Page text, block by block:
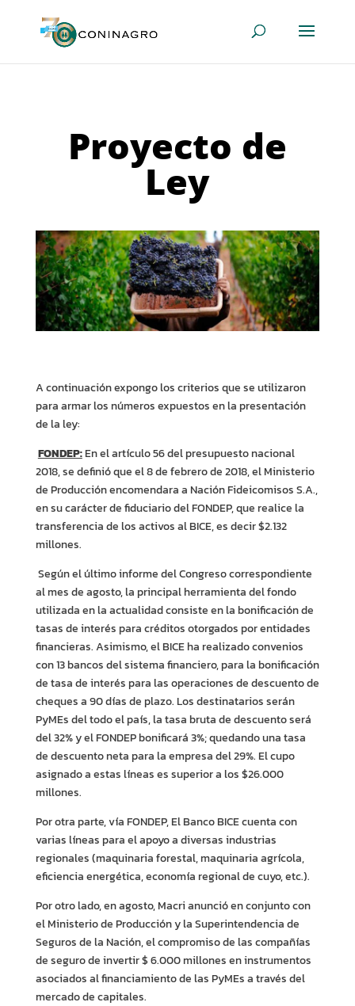
Proyecto de
Ley
A continuación expongo los criterios que se utilizaron
para armar los números expuestos en la presentación
de la ley:
FONDEP:En el artículo 56 del presupuesto nacional
2018, se definió que el 8 de febrero de 2018, el Ministerio
de Producción encomendara a Nación Fideicomisos S.A.,
en su carácter de fiduciario del FONDEP, que realice la
transferencia de los activos al BICE, es decir $2.132
millones.
Según el último informe del Congreso correspondiente
al mes de agosto, la principal herramienta del fondo
utilizada en la actualidad consiste en la bonificación de
tasas de interés para créditos otorgados por entidades
financieras. Asimismo, el BICE ha realizado convenios
con 13 bancos del sistema financiero, para la bonificación
de tasa de interés para las operaciones de descuento de
cheques a 90 días de plazo. Los destinatarios serán
PyMEs del todo el país, la tasa bruta de descuento será
del 32% y el FONDEP bonificará 3%; quedando una tasa
de descuento neta para la empresa del 29%. El cupo
asignado a estas líneas es superior a los $26.000
millones.
Por otra parte, vía FONDEP, El Banco BICE cuenta con
varias líneas para el apoyo a diversas industrias
regionales (maquinaria forestal, maquinaria agrícola,
eficiencia energética, economía regional de cuyo, etc.).
Por otro lado, en agosto, Macri anunció en conjunto con
el Ministerio de Producción y la Superintendencia de
Seguros de la Nación, el compromiso de las compañías
de seguro de invertir $ 6.000 millones en instrumentos
asociados al financiamiento de las PyMEs a través del
mercado de capitales.